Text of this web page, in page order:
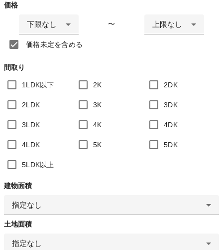
価格
下限なし 〜 上限なし
価格未定を含める
間取り
1LDK以下 2K 2DK
2LDK 3K 3DK
3LDK 4K 4DK
4LDK 5K 5DK
5LDK以上
建物面積
指定なし
土地面積
指定なし